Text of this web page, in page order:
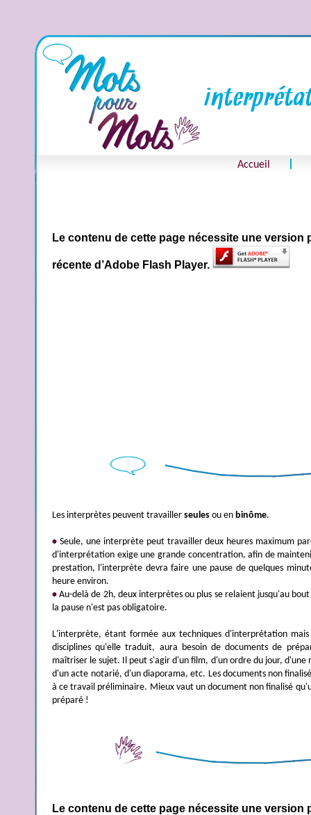
Accueil
Le contenu de cette page nécessite une version
récente d’Adobe Flash Player.
Les interprètes peuvent travailler seules ou en binôme.
• Seule, une interprète peut travailler deux heures maximum
d'interprétation exige une grande concentration, afin de
prestation, l'interprète devra faire une pause de quelques
heure environ.
• Au-delà de 2h, deux interprètes ou plus se relaient jusqu'au
la pause n'est pas obligatoire.
L'interprète, étant formée aux techniques d'interprétation
disciplines qu'elle traduit, aura besoin de documents de
maîtriser le sujet. Il peut s'agir d'un film, d'un ordre du jour, d'une
d'un acte notarié, d'un diaporama, etc. Les documents non
à ce travail préliminaire. Mieux vaut un document non finalisé
préparé !
Le contenu de cette page nécessite une version